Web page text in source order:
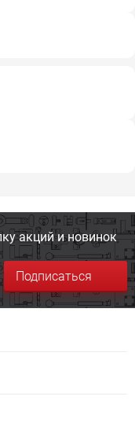
акций и новинок
Подписаться